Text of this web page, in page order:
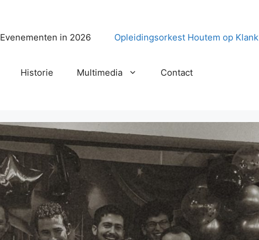
Evenementen in 2026 Opleidingsorkest Houtem op Klank
Historie Multimedia Contact